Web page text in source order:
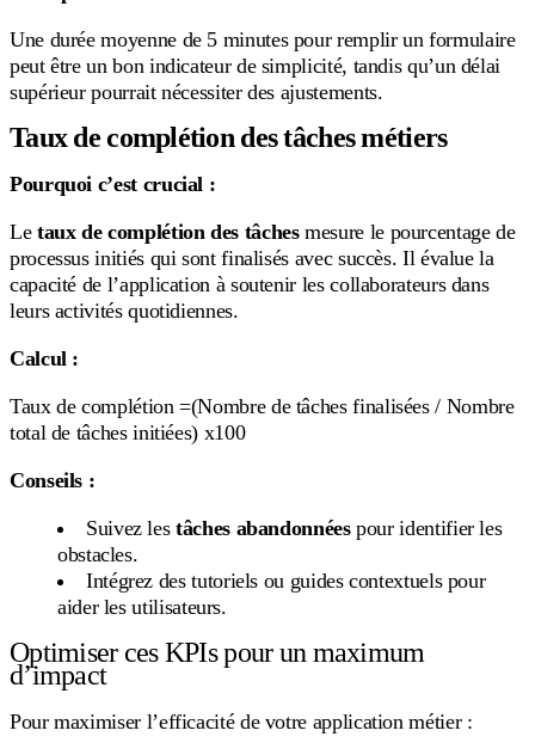
Une durée moyenne de 5 minutes pour remplir un formulaire
peut être un bon indicateur de simplicité, tandis qu’un délai
supérieur pourrait nécessiter des ajustements.
Taux de complétion des tâches métiers
Pourquoi c’est crucial :
Le taux de complétion des tâchesmesure le pourcentage de
processus initiés qui sont finalisés avec succès. Il évalue la
capacité de l’application à soutenir les collaborateurs dans
leurs activités quotidiennes.
Calcul :
Taux de complétion =(Nombre de tâches finalisées / Nombre
total de tâches initiées) x100
Conseils :
Suivez lestâches abandonnéespour identifier les
obstacles.
Intégrez des tutoriels ou guides contextuels pour
aider les utilisateurs.
Optimiser ces KPIs pour un maximum
d’impact
Pour maximiser l’efficacité de votre application métier :